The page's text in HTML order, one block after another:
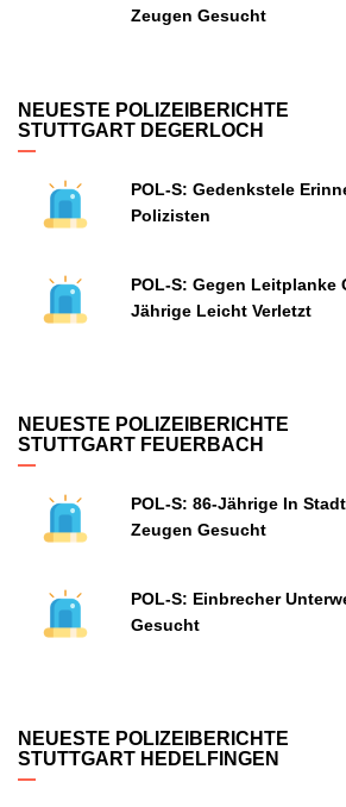
Zeugen Gesucht
NEUESTE POLIZEIBERICHTE
STUTTGART DEGERLOCH
POL-S: Gedenkstele
Polizisten
POL-S: Gegen Leitplanke
Jährige Leicht Verletzt
NEUESTE POLIZEIBERICHTE
STUTTGART FEUERBACH
POL-S: 86-Jährige In
Zeugen Gesucht
POL-S: Einbrecher
Gesucht
NEUESTE POLIZEIBERICHTE
STUTTGART HEDELFINGEN